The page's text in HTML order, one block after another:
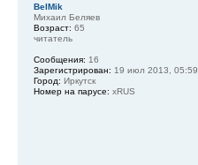
BelMik
Михаил Беляев
Возраст: 65
читатель
Сообщения: 16
Зарегистрирован: 19 июл 2013, 05:59
Город: Иркутск
Номер на парусе: xRUS